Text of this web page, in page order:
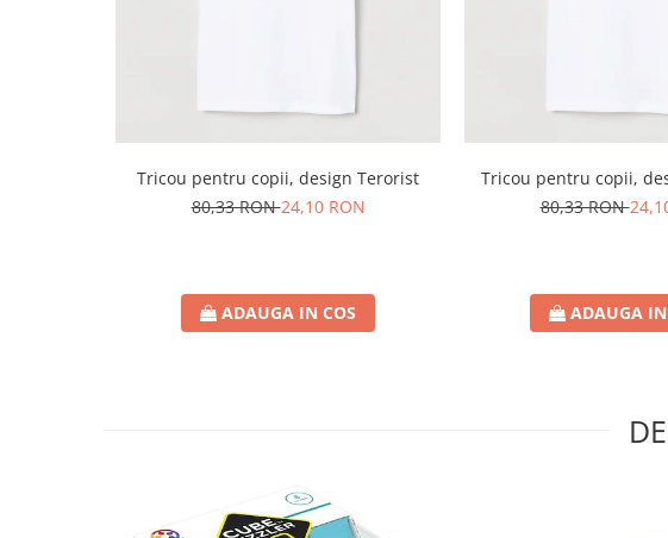
Tricou pentru copii, design Terorist
80,33 RON24,10 RON
ADAUGA IN COS
Tricou pentru copii,
80,33 RON
ADAUGA IN